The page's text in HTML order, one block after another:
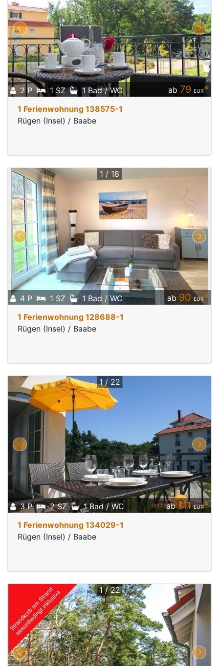
2 P 1 SZ 1 Bad / WC ab 79 EUR*
1 Ferienwohnung 138575-1
Rügen (Insel) / Baabe
4 P 1 SZ 1 Bad / WC ab 90 EUR*
1 / 18
1 Ferienwohnung 128688-1
Rügen (Insel) / Baabe
3 P 2 SZ 1 Bad / WC ab111 EUR*
1 / 22
1 Ferienwohnung 134029-1
Rügen (Insel) / Baabe
1 / 22